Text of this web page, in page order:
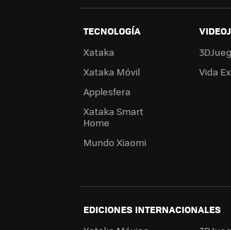
TECNOLOGÍA
Xataka
Xataka Móvil
Applesfera
Xataka Smart
Home
Mundo Xiaomi
Vida
EDICIONES INTERNACIONALES